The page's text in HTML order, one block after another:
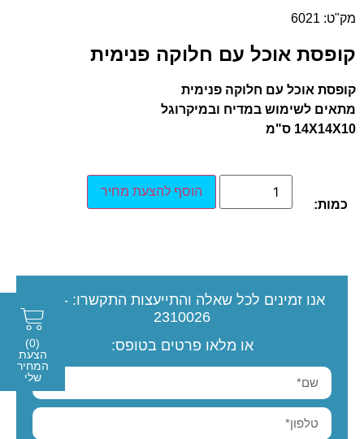
מק"ט: 6021
קופסת אוכל עם חלוקה פנימית
קופסת אוכל עם חלוקה פנימית
מתאים לשימוש במדיח ובמיקרוגל
14X14X10 ס"מ
כמות:
הוסף להצעת מחיר
אנו זמינים לכל שאלה והתייעצות התקשרו: 077-
2310026
או מלאו פרטים בטופס:
(0)
הצעת
המחיר
שלי